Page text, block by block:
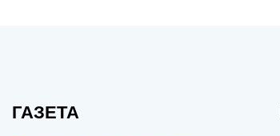
ГАЗЕТА